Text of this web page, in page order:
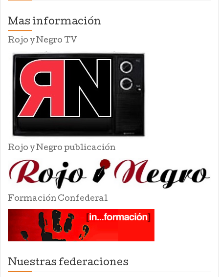
Mas información
Rojo y Negro TV
Rojo y Negro publicación
Formación Confederal
Nuestras federaciones